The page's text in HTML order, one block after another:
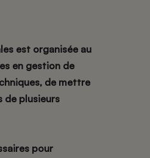
est organisée au
en gestion de
de mettre
de plusieurs
pour